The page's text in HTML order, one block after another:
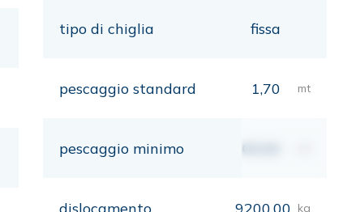
tipo di chiglia fissa
pescaggio standard 1,70 mt
pescaggio minimo 00,00
kg